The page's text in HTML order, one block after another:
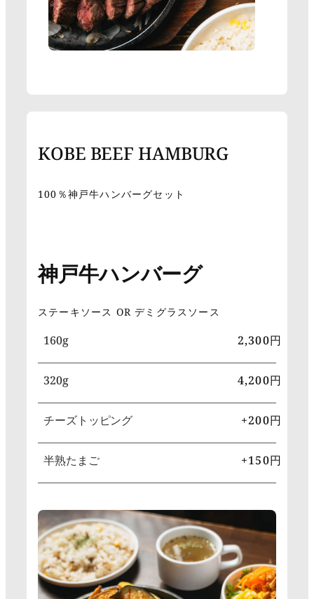
KOBE BEEF HAMBURG
100％神戸牛ハンバーグセット
神戸牛ハンバーグ
ステーキソース OR デミグラスソース
160g 2,300円
320g 4,200円
チーズトッピング +200円
半熟たまご +150円